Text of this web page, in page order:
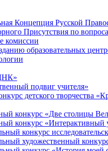
Концепция Русской
Присутствия по
комиссии
образовательных
подвиг учителя»
детского творчества
конкурс «Две столицы
конкурс «Интерактивный
конкурс
художественный